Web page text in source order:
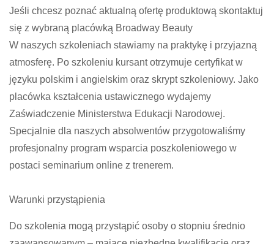
Jeśli chcesz poznać aktualną ofertę produktową skontaktuj
się z wybraną placówką Broadway Beauty
W naszych szkoleniach stawiamy na praktykę i przyjazną
atmosferę. Po szkoleniu kursant otrzymuje certyfikat w
języku polskim i angielskim oraz skrypt szkoleniowy. Jako
placówka kształcenia ustawicznego wydajemy
Zaświadczenie Ministerstwa Edukacji Narodowej.
Specjalnie dla naszych absolwentów przygotowaliśmy
profesjonalny program wsparcia poszkoleniowego w
postaci seminarium online z trenerem.
Warunki przystąpienia
Do szkolenia mogą przystąpić osoby o stopniu średnio